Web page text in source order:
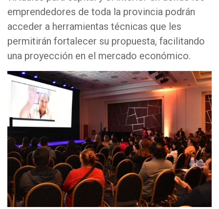
emprendedores de toda la provincia podrán
acceder a herramientas técnicas que les
permitirán fortalecer su propuesta, facilitando
una proyección en el mercado económico.